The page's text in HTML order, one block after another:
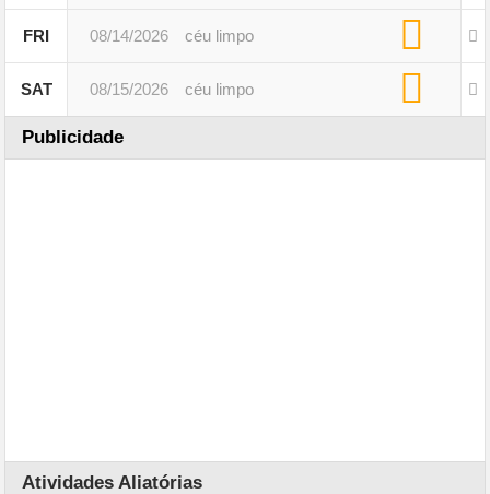
FRI 08/14/2026 céu limpo
SAT 08/15/2026 céu limpo
Publicidade
Atividades Aliatórias